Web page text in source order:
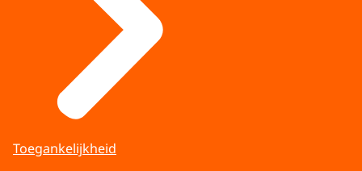
Toegankelijkheid